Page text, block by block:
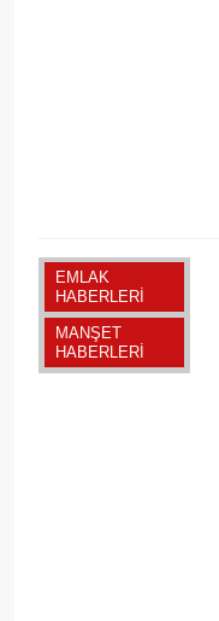
EMLAK
HABERLERI
MANŞET
HABERLERI